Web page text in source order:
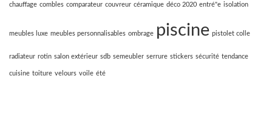
chauffage combles comparateur couvreur céramique déco 2020 entré"e isolation
meubles luxe meubles personnalisables ombrage piscine pistolet colle
radiateur rotin salon extérieur sdb semeubler serrure stickers sécurité tendance
cuisine toiture velours voile été